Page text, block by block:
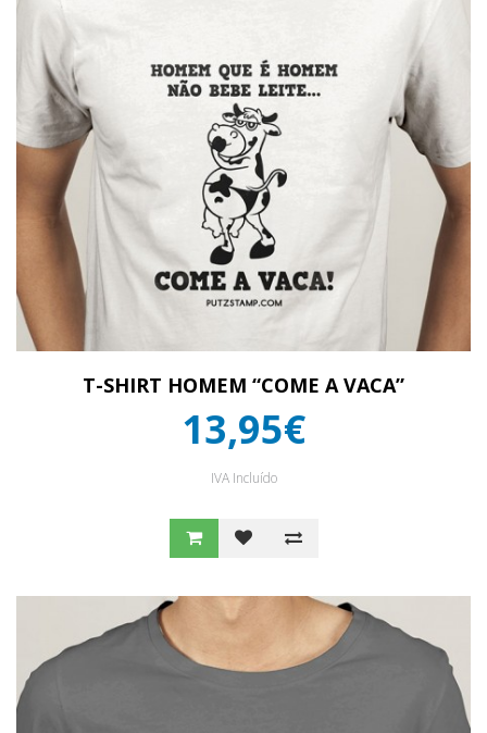
T-SHIRT HOMEM “COME A VACA”
13,95€
IVA Incluído